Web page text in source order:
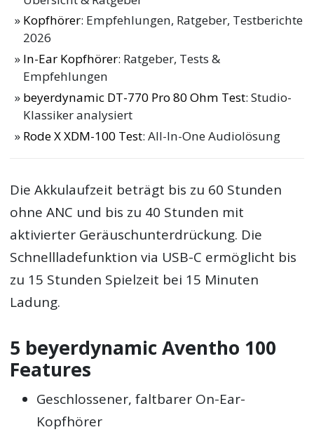
Kopfhörer: Empfehlungen, Ratgeber, Testberichte
2026
In-Ear Kopfhörer: Ratgeber, Tests &
Empfehlungen
beyerdynamic DT-770 Pro 80 Ohm Test: Studio-
Klassiker analysiert
Rode X XDM-100 Test: All-In-One Audiolösung
Die Akkulaufzeit beträgt bis zu 60 Stunden
ohne ANC und bis zu 40 Stunden mit
aktivierter Geräuschunterdrückung. Die
Schnellladefunktion via USB-C ermöglicht bis
zu 15 Stunden Spielzeit bei 15 Minuten
Ladung.
5 beyerdynamic Aventho 100
Features
Geschlossener, faltbarer On-Ear-
Kopfhörer